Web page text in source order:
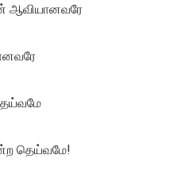
ஆவியானவரே
தெய்வமே!